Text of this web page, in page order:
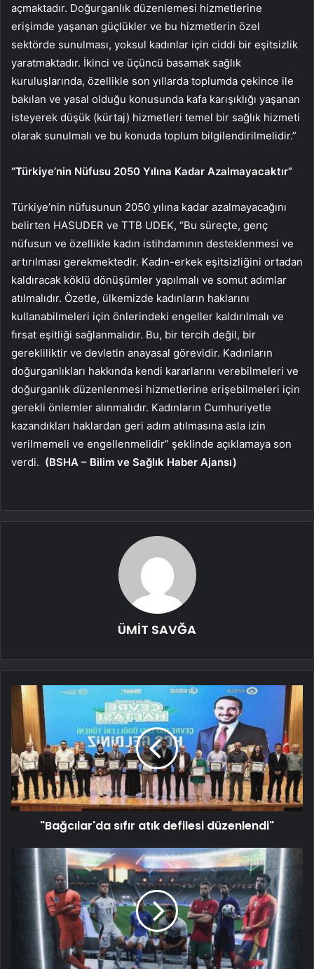
açmaktadır. Doğurganlık düzenlemesi hizmetlerine
erişimde yaşanan güçlükler ve bu hizmetlerin özel
sektörde sunulması, yoksul kadınlar için ciddi bir eşitsizlik
yaratmaktadır. İkinci ve üçüncü basamak sağlık
kuruluşlarında, özellikle son yıllarda toplumda çekince ile
bakılan ve yasal olduğu konusunda kafa karışıklığı yaşanan
isteyerek düşük (kürtaj) hizmetleri temel bir sağlık hizmeti
olarak sunulmalı ve bu konuda toplum bilgilendirilmelidir.”
“Türkiye’nin Nüfusu 2050 Yılına Kadar Azalmayacaktır”
Türkiye’nin nüfusunun 2050 yılına kadar azalmayacağını
belirten HASUDER ve TTB UDEK, “Bu süreçte, genç
nüfusun ve özellikle kadın istihdamının desteklenmesi ve
artırılması gerekmektedir. Kadın-erkek eşitsizliğini ortadan
kaldıracak köklü dönüşümler yapılmalı ve somut adımlar
atılmalıdır. Özetle, ülkemizde kadınların haklarını
kullanabilmeleri için önlerindeki engeller kaldırılmalı ve
fırsat eşitliği sağlanmalıdır. Bu, bir tercih değil, bir
gerekliliktir ve devletin anayasal görevidir. Kadınların
doğurganlıkları hakkında kendi kararlarını verebilmeleri ve
doğurganlık düzenlenmesi hizmetlerine erişebilmeleri için
gerekli önlemler alınmalıdır. Kadınların Cumhuriyetle
kazandıkları haklardan geri adım atılmasına asla izin
verilmemeli ve engellenmelidir” şeklinde açıklamaya son
verdi. (BSHA – Bilim ve Sağlık Haber Ajansı)
ÜMİT SAVĞA
"Bağcılar'da sıfır atık defilesi düzenlendi"